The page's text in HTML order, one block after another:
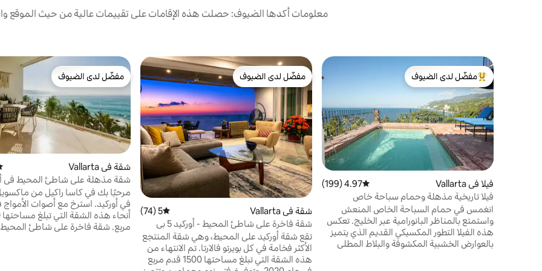
معلومات أكدها الضيوف: حصلت هذه الإقامات على تقييمات عالية من حيث الموقع
من أبرز البيوت المفضّلة لدى الضيوف
مفضّل لدى الضيوف
فيلا في Vallarta متوسط التقييم 4.97 من 5، 199 مراجعات
4.97 (199)
فيلا تاريخية مذهلة وحمام سباحة خاص
وإطلالات بزاوية 280 درجة
انغمس في حمام السباحة الخاص المنعش
واستمتع بالمناظر البانورامية عبر الخليج. تعكس
هذه الفيلا التطور المكسيكي القديم الذي يتميز
بالعوارض الخشبية المكشوفة والبلاط المطلي
مفضّل لدى الضيوف
مفضّل لدى الضيوف
شقة في Vallarta متوسط التقييم 5 من 5، 74 مراجعات
5 (74)
شقة فاخرة على شاطئ المحيط - أوركيد 5 بي
بيتشفرونت
تقع شقة أوركيد على المحيط، وهي شقة المنتجع
الأكثر فخامة في كل بويرتو فالارتا. تم الانتهاء من
هذه الشقة التي تبلغ مساحتها 1500 قدم مربع
مفضّل لدى الضيوف
مفضّل لدى الضيوف
شقة في Vallarta
شقة مذهلة على شاطئ المحيط في
كونشاس شيناس
مرحبًا بك في كاسا راكيل من
في أوركيد. استرخ مع أصوات
مربع. شقة فاخرة على شاطئ